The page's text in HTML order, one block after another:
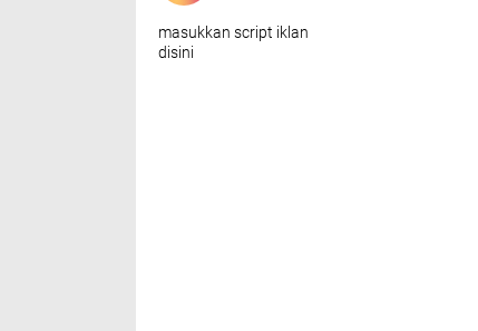
masukkan script iklan
disini